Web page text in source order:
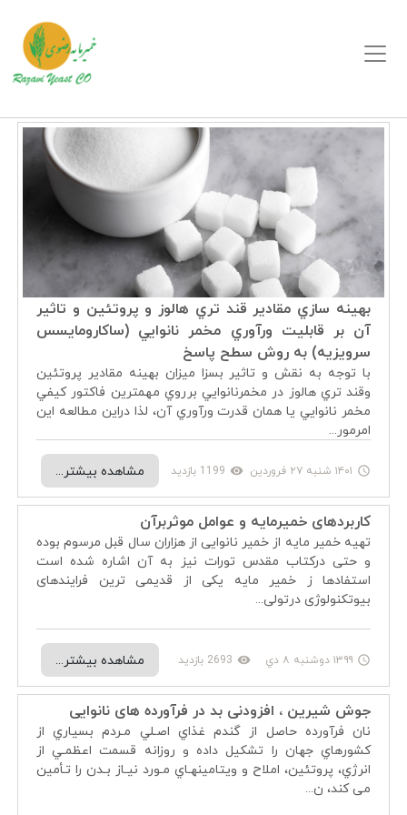
بهينه سازي مقادير قند تري هالوز و پروتئين و تاثير
آن بر قابليت ورآوري مخمر نانوايي (ساكارومايسس
سرويزيه) به روش سطح پاسخ
با توجه به نقش و تاثير بسزا ميزان بهينه مقادير پروتئين
وقند تري هالوز در مخمرنانوايي برروي مهمترين فاکتور کيفي
مخمر نانوايي يا همان قدرت ورآوري آن، لذا دراين مطالعه اين
امرمور...
access_time ۱۴۰۱ شنبه ۲۷ فروردين remove_red_eye 1199 بازدید مشاهده بیشتر...
کاربردهای خمیرمایه و عوامل موثربرآن
تهیه خمیر مایه از خمیر نانوایی از هزاران سال قبل مرسوم بوده
و حتی درکتاب مقدس تورات نیز به آن اشاره شده است
استفادها ز خمیر مایه یکی از قدیمی ترین فرایندهای
بیوتکنولوژی درتولی...
access_time ۱۳۹۹ دوشنبه ۸ دي remove_red_eye 2693 بازدید مشاهده بیشتر...
جوش شیرین ، افزودنی بد در فرآورده های نانوایی
نان فرآورده حاصل از گندم غذاي اصـلي مـردم بسياري از
کشورهاي جهان را تشکيل داده و روزانه قسمت اعظمـي از
انرژي، پروتئين، املاح و ويتامينهـاي مـورد نيـاز بـدن را تـأمين
می کند، ن...